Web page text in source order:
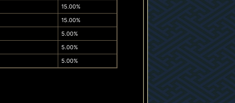
15.00%
15.00%
5.00%
5.00%
5.00%